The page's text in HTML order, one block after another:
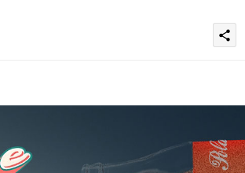
share